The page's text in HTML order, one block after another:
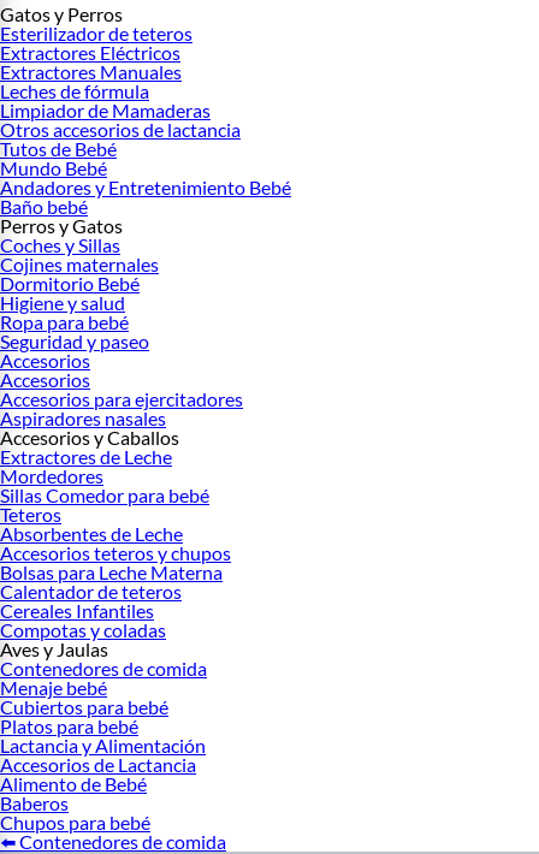
Gatos y Perros
Esterilizador de teteros
Extractores Eléctricos
Extractores Manuales
Leches de fórmula
Limpiador de Mamaderas
Otros accesorios de lactancia
Tutos de Bebé
Mundo Bebé
Andadores y Entretenimiento Bebé
Baño bebé
Perros y Gatos
Coches y Sillas
Cojines maternales
Dormitorio Bebé
Higiene y salud
Ropa para bebé
Seguridad y paseo
Accesorios
Accesorios
Accesorios para ejercitadores
Aspiradores nasales
Accesorios y Caballos
Extractores de Leche
Mordedores
Sillas Comedor para bebé
Teteros
Absorbentes de Leche
Accesorios teteros y chupos
Bolsas para Leche Materna
Calentador de teteros
Cereales Infantiles
Compotas y coladas
Aves y Jaulas
Contenedores de comida
Menaje bebé
Cubiertos para bebé
Platos para bebé
Lactancia y Alimentación
Accesorios de Lactancia
Alimento de Bebé
Baberos
Chupos para bebé
⬅️ Contenedores de comida